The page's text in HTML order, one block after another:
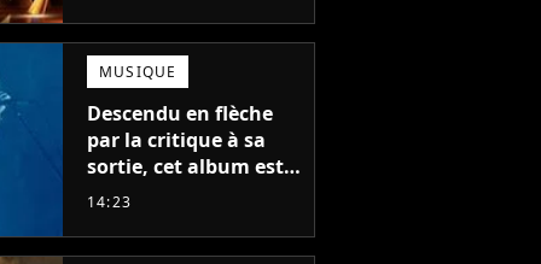
MUSIQUE
Descendu en flèche
par la critique à sa
sortie, cet album est
en train de devenir le
auteur
14:23